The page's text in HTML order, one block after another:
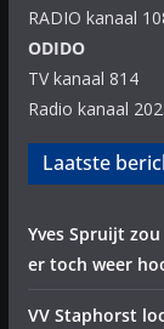
RADIO kanaal
ODIDO
TV kanaal 814
Radio kanaal
Laatste
Yves Spruijt
er toch weer
VV Staphorst